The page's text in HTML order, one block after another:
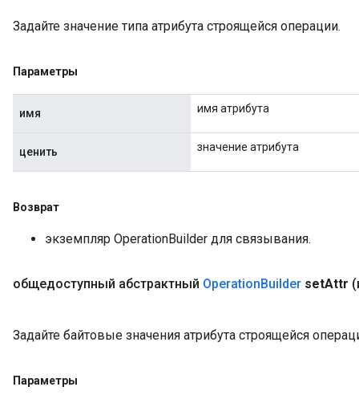
Задайте значение типа атрибута строящейся операции.
Параметры
имя имя атрибута
ценить значение атрибута
Возврат
экземпляр OperationBuilder для связывания.
общедоступный абстрактный OperationBuilder setAttr
Задайте байтовые значения атрибута строящейся
Параметры